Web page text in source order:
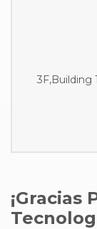
3F,Building
¡Gracias